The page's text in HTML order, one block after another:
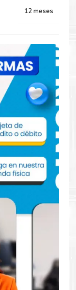
Canon
PRO-
para adquirir tus
dias. Escríbenos o
perfecta para tu
Canon MC-
PRO-
12 meses